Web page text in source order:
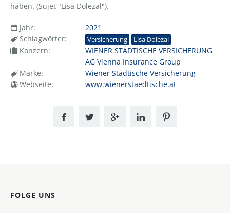
haben. (Sujet "Lisa Dolezal").
Jahr:
2021
Schlagwörter:
Versicherung Lisa Dolezal
Konzern:
WIENER STÄDTISCHE VERSICHERUNG
AG Vienna Insurance Group
Marke:
Wiener Städtische Versicherung
Webseite:
www.wienerstaedtische.at
FOLGE UNS